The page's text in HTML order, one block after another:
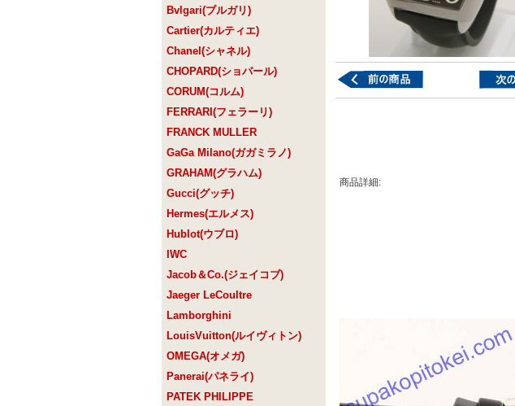
Bvlgari(ブルガリ)
Cartier(カルティエ)
Chanel(シャネル)
CHOPARD(ショパール)
CORUM(コルム)
FERRARI(フェラーリ)
FRANCK MULLER
GaGa Milano(ガガミラノ)
GRAHAM(グラハム)
Gucci(グッチ)
Hermes(エルメス)
Hublot(ウブロ)
IWC
Jacob＆Co.(ジェイコブ)
Jaeger LeCoultre
Lamborghini
LouisVuitton(ルイヴィトン)
OMEGA(オメガ)
Panerai(パネライ)
PATEK PHILIPPE
商品詳細: